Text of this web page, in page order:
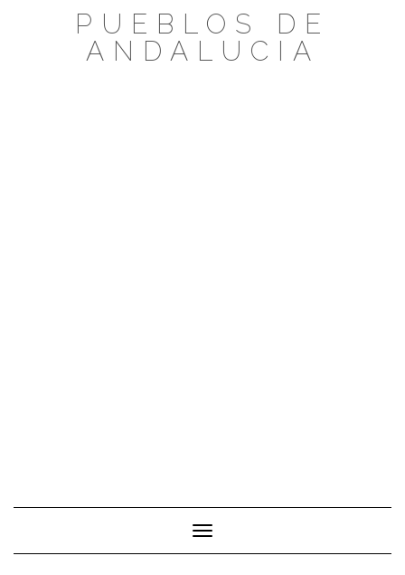
PUEBLOS DE
ANDALUCIA
Cambiar modo de navegación